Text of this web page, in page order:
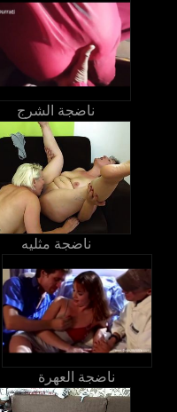
ناضجة الشرج
ناضجة مثليه
ناضجة العهرة